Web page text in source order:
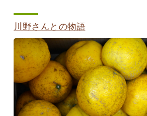
川野さんとの物語